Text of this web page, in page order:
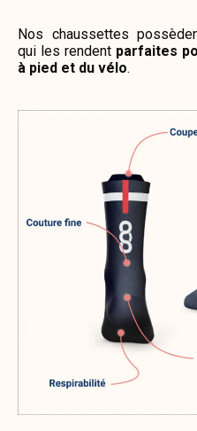
Nos chaussettes
qui les rendent parfaites
à pied et du vélo.